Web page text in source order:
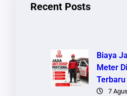
Recent Posts
Biaya
Meter
7